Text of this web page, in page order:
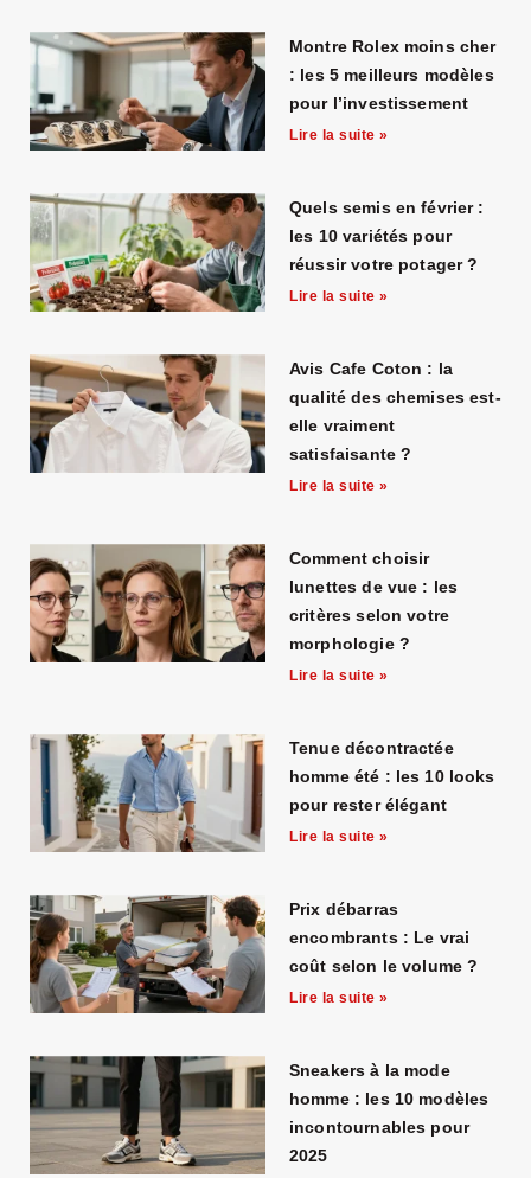
Montre Rolex moins cher
: les 5 meilleurs modèles
pour l’investissement
Lire la suite »
Quels semis en février :
les 10 variétés pour
réussir votre potager ?
Lire la suite »
Avis Cafe Coton : la
qualité des chemises est-
elle vraiment
satisfaisante ?
Lire la suite »
Comment choisir
lunettes de vue : les
critères selon votre
morphologie ?
Lire la suite »
Tenue décontractée
homme été : les 10 looks
pour rester élégant
Lire la suite »
Prix débarras
encombrants : Le vrai
coût selon le volume ?
Lire la suite »
Sneakers à la mode
homme : les 10 modèles
incontournables pour
2025